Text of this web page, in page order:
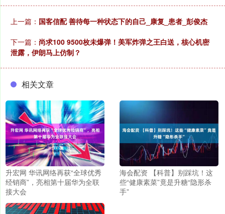
上一篇： 国客信配 善待每一种状态下的自己_康复_患者_彭俊杰
下一篇： 尚求100 9500枚未爆弹！美军炸弹之王白送，核心机密
泄露，伊朗马上仿制？
相关文章
升宏网 华讯网络再获“全球优秀
经销商”，亮相第十届华为全联
接大会
海会配资 【科普】别踩坑！这
些“健康素菜”竟是升糖“隐形杀
手”